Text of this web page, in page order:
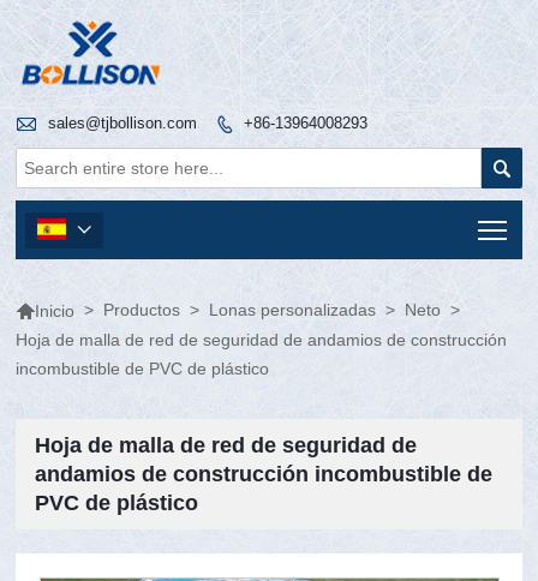
 sales@tjbollison.com  +86-13964008293


Inicio > Productos > Lonas personalizadas > Neto >
Hoja de malla de red de seguridad de andamios de construcción
incombustible de PVC de plástico
Hoja de malla de red de seguridad de
andamios de construcción incombustible de
PVC de plástico